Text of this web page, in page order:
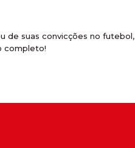
de suas convicções no futebol,
completo!